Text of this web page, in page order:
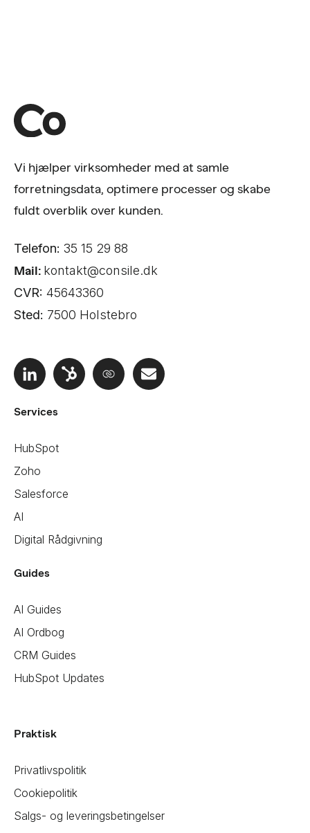
Vi hjælper virksomheder med at samle
forretningsdata, optimere processer og skabe
fuldt overblik over kunden.
Telefon: 35 15 29 88
Mail: kontakt@consile.dk
CVR: 45643360
Sted: 7500 Holstebro
Services
HubSpot
Zoho
Salesforce
AI
Digital Rådgivning
Guides
AI Guides
AI Ordbog
CRM Guides
HubSpot Updates
Praktisk
Privatlivspolitik
Cookiepolitik
Salgs- og leveringsbetingelser